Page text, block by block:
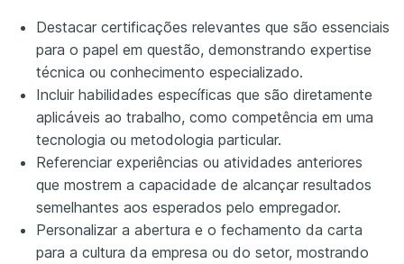
Destacar certificações relevantes que são essenciais
para o papel em questão, demonstrando expertise
técnica ou conhecimento especializado.
Incluir habilidades específicas que são diretamente
aplicáveis ao trabalho, como competência em uma
tecnologia ou metodologia particular.
Referenciar experiências ou atividades anteriores
que mostrem a capacidade de alcançar resultados
semelhantes aos esperados pelo empregador.
Personalizar a abertura e o fechamento da carta
para a cultura da empresa ou do setor, mostrando